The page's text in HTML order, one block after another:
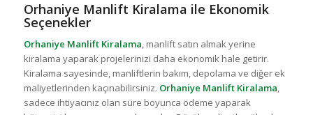
Orhaniye Manlift Kiralama ile Ekonomik
Seçenekler
Orhaniye Manlift Kiralama, manlift satın almak yerine
kiralama yaparak projelerinizi daha ekonomik hale getirir.
Kiralama sayesinde, manliftlerin bakım, depolama ve diğer ek
maliyetlerinden kaçınabilirsiniz. Orhaniye Manlift Kiralama,
sadece ihtiyacınız olan süre boyunca ödeme yaparak